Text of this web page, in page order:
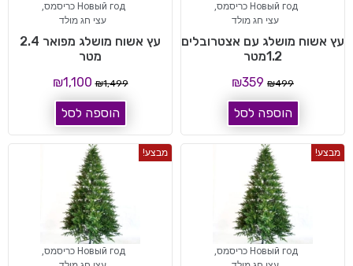
Новый год כריסמס
,
עצי חג מולד
עץ אשוח מושלג עם אצטרובלים
1.2מטר
₪499
₪359
הוספה לסל
Новый год כריסמס
,
עצי חג מולד
עץ אשוח מושלג מפואר 2.4
מטר
₪1,499
₪1,100
הוספה לסל
מבצע!
Новый год כריסמס
,
מבצע!
Новый год כריסמס
,